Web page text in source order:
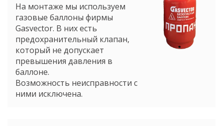
На монтаже мы используем
газовые баллоны фирмы
Gasvector. В них есть
предохранительный клапан,
который не допускает
превышения давления в
баллоне.
Возможность неисправности с
ними исключена.